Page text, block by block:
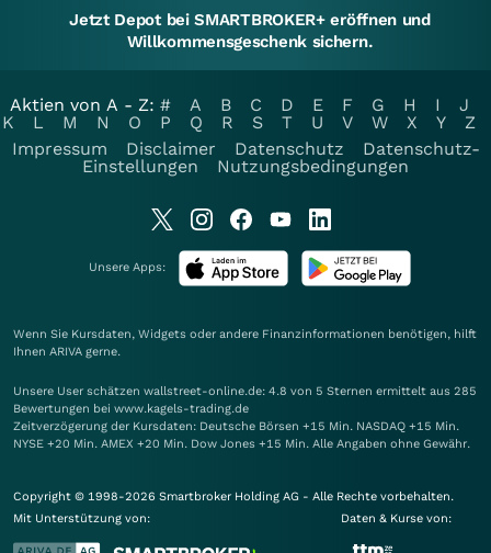
Jetzt Depot bei SMARTBROKER+ eröffnen und
Willkommensgeschenk sichern.
Aktien von A - Z: # A B C D E F G H I
J
K
L M N O P Q R S T U V W X Y
Z
Impressum
Disclaimer Datenschutz
Datenschutz-
Einstellungen
Nutzungsbedingungen
Unsere Apps:
Wenn Sie Kursdaten, Widgets oder andere Finanzinformationen benötigen, hilft
Ihnen ARIVA gerne.
Unsere User schätzen wallstreet-online.de: 4.8 von 5 Sternen ermittelt aus 285
Bewertungen bei www.kagels-trading.de
Zeitverzögerung der Kursdaten: Deutsche Börsen +15 Min. NASDAQ +15 Min.
NYSE +20 Min. AMEX +20 Min. Dow Jones +15 Min. Alle Angaben ohne Gewähr.
Copyright © 1998-2026 Smartbroker Holding AG - Alle Rechte vorbehalten.
Mit Unterstützung von:
Daten & Kurse von: